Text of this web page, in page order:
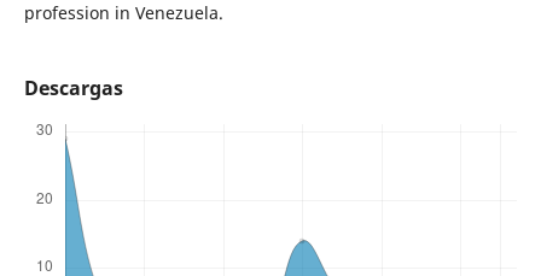
profession in Venezuela.
Descargas